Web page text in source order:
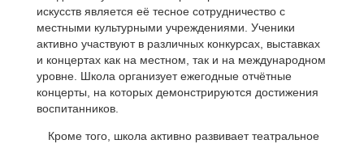
искусств является её тесное сотрудничество с
местными культурными учреждениями. Ученики
активно участвуют в различных конкурсах, выставках
и концертах как на местном, так и на международном
уровне. Школа организует ежегодные отчётные
концерты, на которых демонстрируются достижения
воспитанников.
Кроме того, школа активно развивает театральное